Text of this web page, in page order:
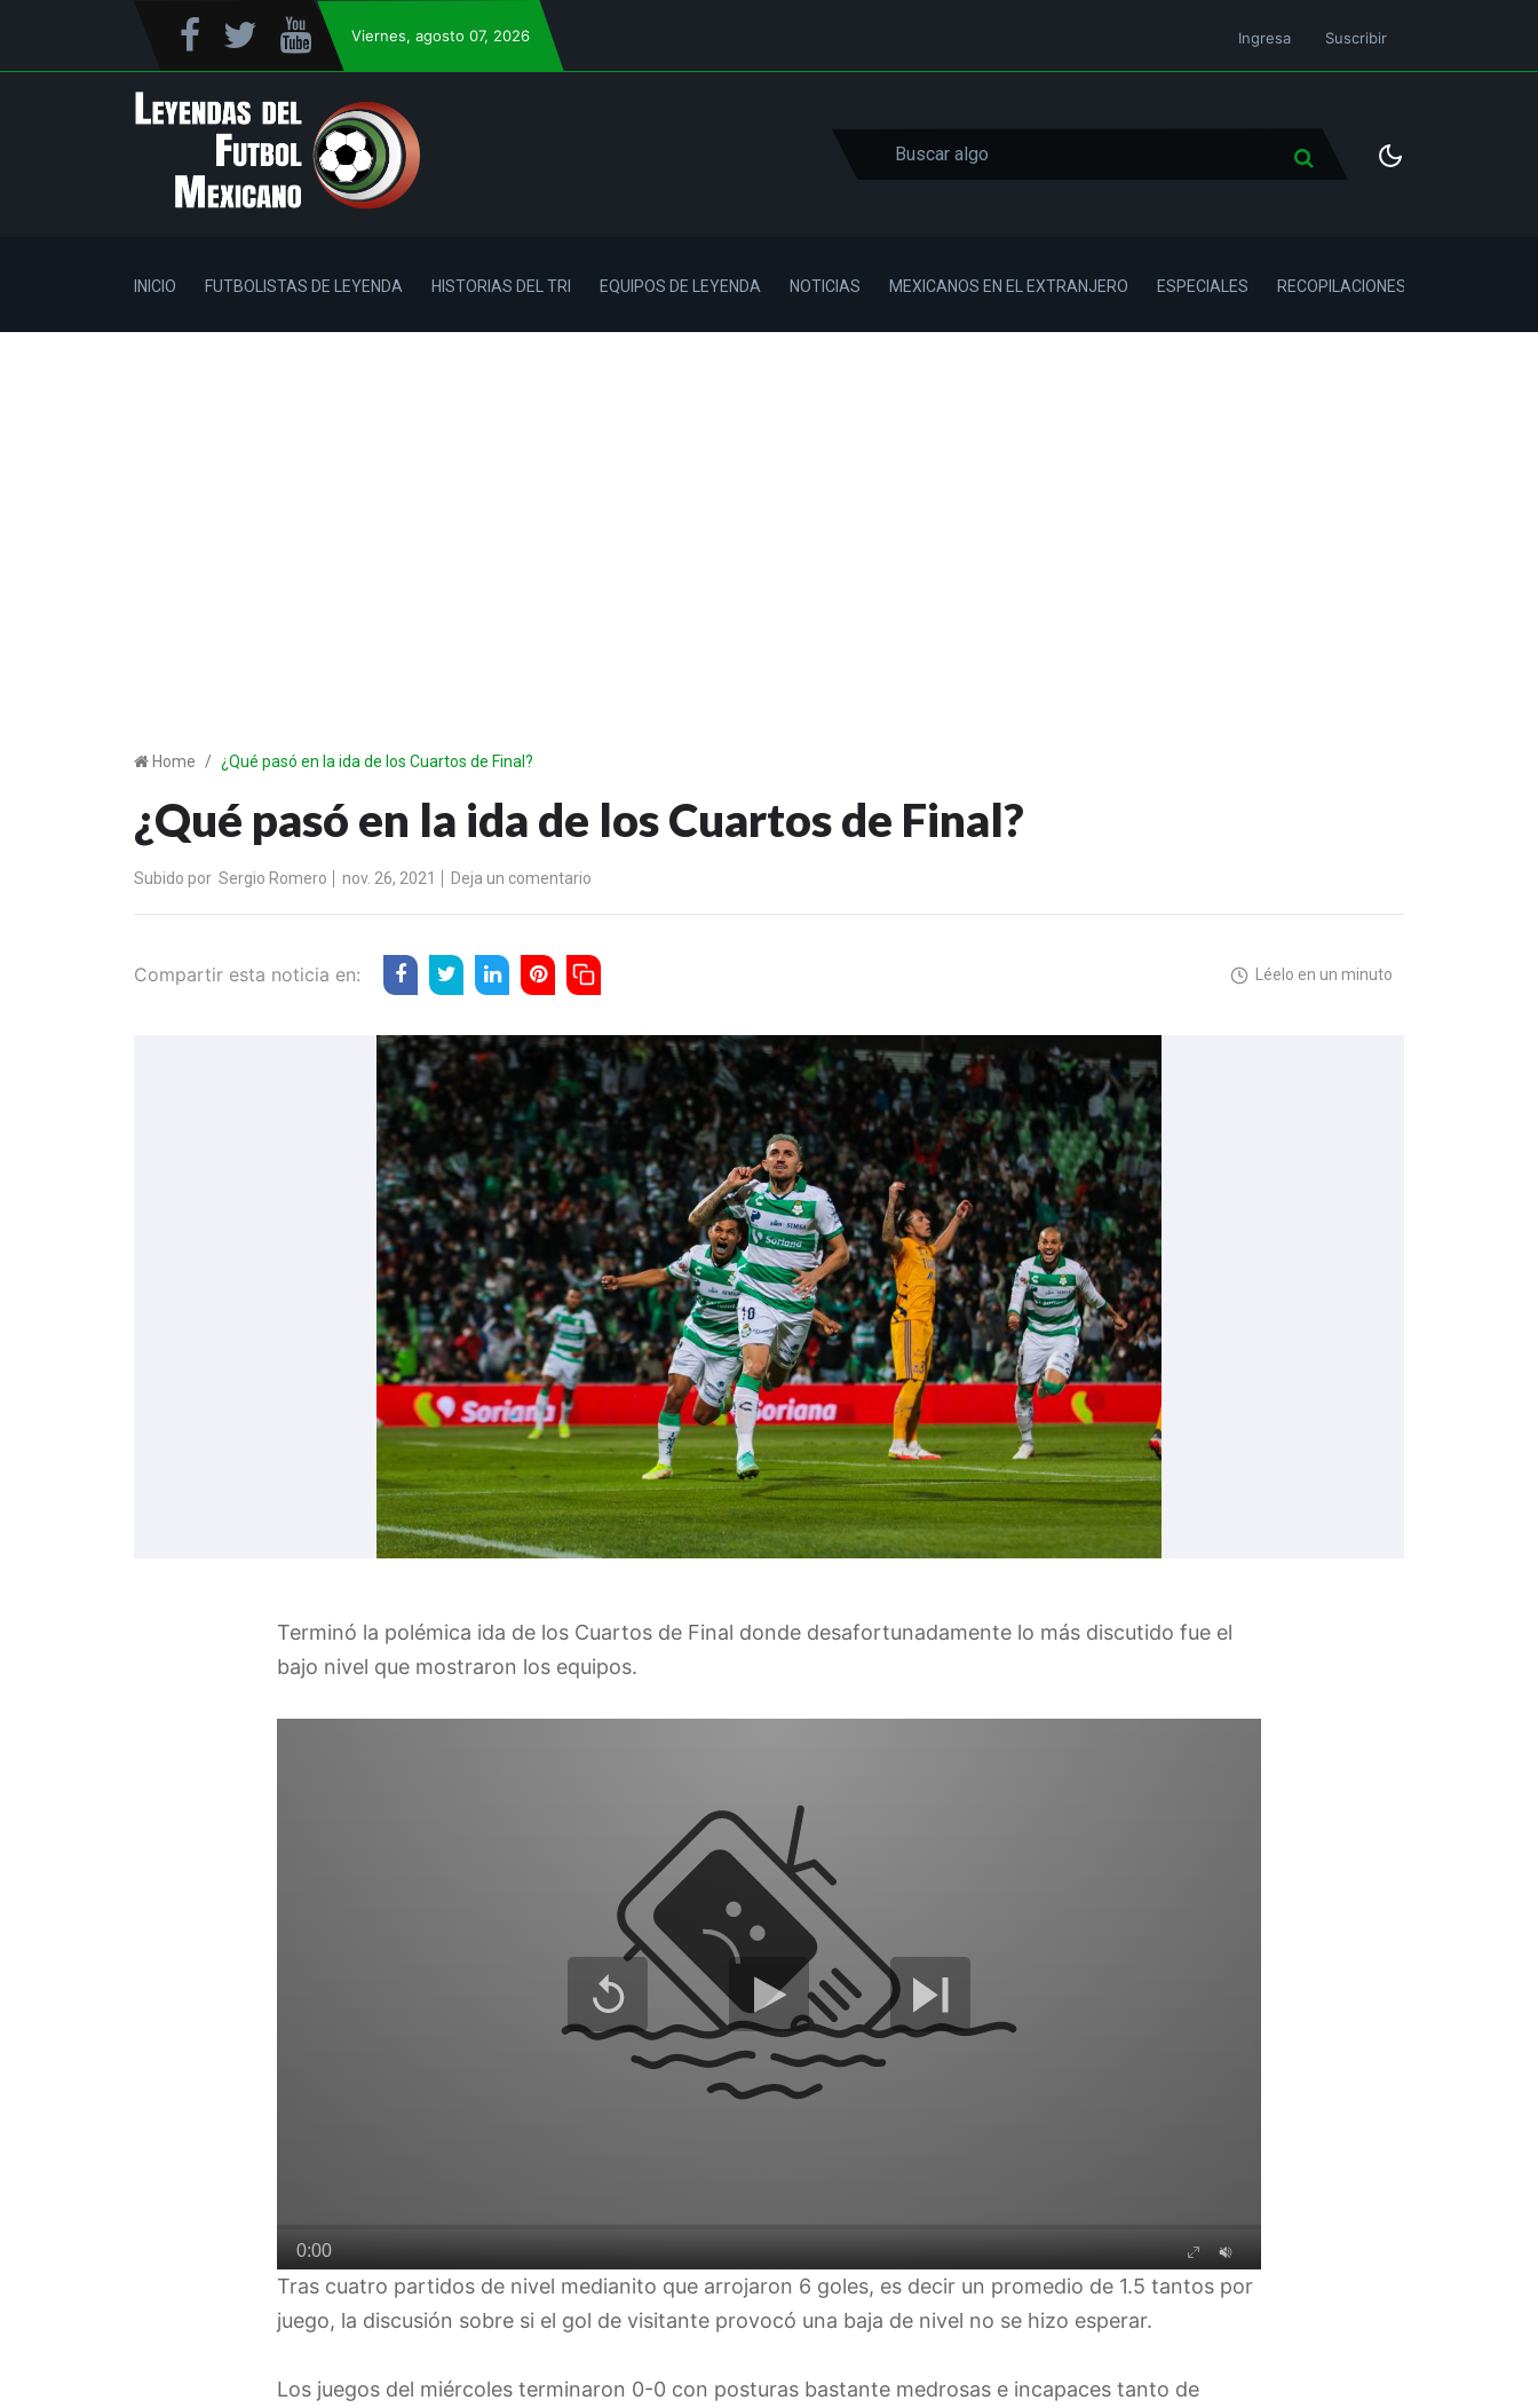
Viernes, agosto 07, 2026 Ingresa Suscribir
INICIO FUTBOLISTAS DE LEYENDA HISTORIAS DEL TRI EQUIPOS DE LEYENDA NOTICIAS MEXICANOS EN EL EXTRANJERO ESPECIALES RECOPILACIONES
Home ¿Qué pasó en la ida de los Cuartos de Final?
¿Qué pasó en la ida de los Cuartos de Final?
Subido por Sergio Romero nov. 26, 2021 Deja un comentario
Compartir esta noticia en: Léelo en un minuto
Terminó la polémica ida de los Cuartos de Final donde desafortunadamente lo más discutido fue el
bajo nivel que mostraron los equipos.
Tras cuatro partidos de nivel medianito que arrojaron 6 goles, es decir un promedio de 1.5 tantos por
juego, la discusión sobre si el gol de visitante provocó una baja de nivel no se hizo esperar.
Los juegos del miércoles terminaron 0-0 con posturas bastante medrosas e incapaces tanto de